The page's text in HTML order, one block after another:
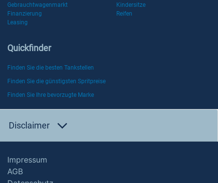
Gebrauchtwagenmarkt
Kindersitze
Finanzierung
Reifen
Leasing
Quickfinder
Finden Sie die besten Tankstellen
Finden Sie die günstigsten Spritpreise
Finden Sie Ihre bevorzugte Marke
Disclaimer
Impressum
AGB